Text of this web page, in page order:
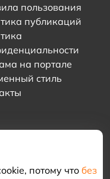
потому что без
пользования
публикаций
на портале
стиль